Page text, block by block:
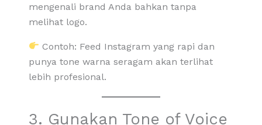
mengenali brand Anda bahkan tanpa
melihat logo.
Contoh: Feed Instagram yang rapi dan
punya tone warna seragam akan terlihat
lebih profesional.
3. Gunakan Tone of Voice